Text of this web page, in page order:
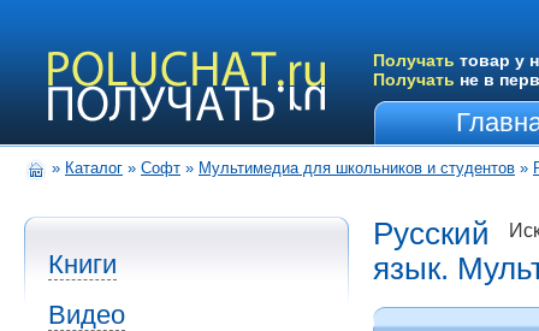
Получать товар у
Получать не в
» Каталог » Софт » Мультимедиа для школьников и студентов »
Книги
Видео
Русский
язык.